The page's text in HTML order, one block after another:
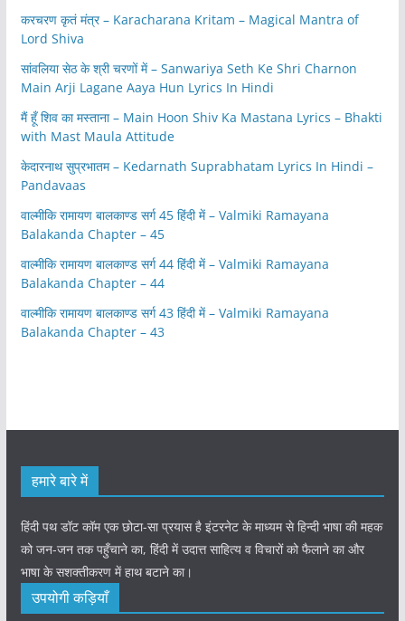
करचरण कृतं मंत्र – Karacharana Kritam – Magical Mantra of
Lord Shiva
सांवलिया सेठ के श्री चरणों में – Sanwariya Seth Ke Shri Charnon
Main Arji Lagane Aaya Hun Lyrics In Hindi
मैं हूँ शिव का मस्ताना – Main Hoon Shiv Ka Mastana Lyrics – Bhakti
with Mast Maula Attitude
केदारनाथ सुप्रभातम – Kedarnath Suprabhatam Lyrics In Hindi –
Pandavaas
वाल्मीकि रामायण बालकाण्ड सर्ग 45 हिंदी में – Valmiki Ramayana
Balakanda Chapter – 45
वाल्मीकि रामायण बालकाण्ड सर्ग 44 हिंदी में – Valmiki Ramayana
Balakanda Chapter – 44
वाल्मीकि रामायण बालकाण्ड सर्ग 43 हिंदी में – Valmiki Ramayana
Balakanda Chapter – 43
हमारे बारे में
हिंदी पथ डॉट कॉम एक छोटा-सा प्रयास है इंटरनेट के माध्यम से हिन्दी भाषा की महक
को जन-जन तक पहुँचाने का, हिंदी में उदात्त साहित्य व विचारों को फैलाने का और
भाषा के सशक्तीकरण में हाथ बटाने का।
उपयोगी कड़ियाँ